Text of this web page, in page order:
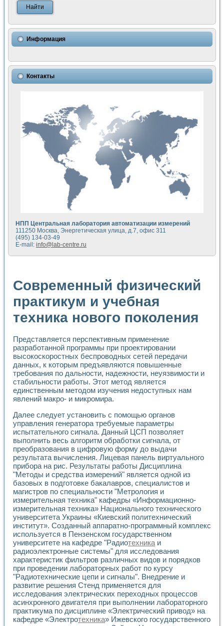
Использование NI LabVIEW для математического
Исследовние возможности создания измерителя ВАХ
Математическое моделирование генератора сигналов -
Применение осциллографического модуля с высоким
Симуляция отклика импульсного радиолокационного
Автоматизация формирования уравнений состояния для
Разработка автоматизированного стенда для измерения
Применение среды LabVIEW для построения картины
Портативная система для определения показателей
Использование LabVIEW для управления источником
Устройство для снятия вольт-амперных характеристик
Передовые научные технологии: нано-, фемто-,
Автоматизированная установка по измерению временных
Автоматизированный лабораторный комплекс на базе
Визуализация моделирования и оптимизации тепловой
Виртуальный прибор для исследования функциональных
Исследование возможности создания экономичного
Исследование кинетики движения макрочастиц в
Метод прогнозирования свойств дисперсных продуктов
Недорогая система управления сверхпроводящим
Применение технологий NI в курсе экспериментальной
Расчет переноса аэрозоля и выпадения осадка в
Применение NI VISION для геометрического анализа в
Система температурной стабилизации
Управление движением с помощью программно -
Определение параметров всплывающих газовых
Система управления асинхронным тиристорным
Применение средств NATIONAL INSTRUMENTS для
Разработка автоматизированного стенда для
Автоматизированный стенд рентгеновской диагностики
Высокочувствительные оптоэлектронные
Установка для измерения диэлектрических свойств
Исследование кинетики зарождения и развития
Лабораторный электрический импедансный томограф на
Метод траекторий в исследовании
Промышленная автоматизация
Автоматизация технологических процессов получения
Использование систем технического зрения для контроля
Исследование электромагнитных переходных процессов
Применение LabVIEW при разработке обучающих
Разработка виртуальных тренажеров путем
Система блокировок, сигнализации и защиты ускорителя
Система сбора данных и управления процессом
Управление температурой газовой среды специальной
Разработка программного обеспечения с
Использование технологий NATIONAL INSTRUMENTS
Оборудование для промышленной термотрансферной
Автоматизация реометрических исследований на базе
Применение измерителя иммитанса для исследова¬ния
Исследование электромагнитных переходных процессов
Стенд для исследования электрических переходных
Автоматизация контроля сварных швов на базе
Измерительный контроль с применением
Моделирование надежности и эффективности систем
Лабораторные практикумы и учебные стенды
Автоматизация лабораторного стенда по измерению
Информация
Контакты
НПП Центральная лаборатория автоматизации измерений
111250 Москва, Энергетическая улица, д.7, офис 311
(495) 134-03-49
E-mail: info@lab-centre.ru
Современный физический
практикум и учебная
техника нового поколения
Представляется перспективным применение
разработанной программы при проектировании
высокоскоростных беспроводных сетей передачи
данных, к которым предъявляются повышенные
требования по дальности, надежности, неуязвимости и
стабильности работы. Этот метод является
единственным методом изучения недоступных нам
явлений макро- и микромира.
Далее следует установить с помощью органов
управления генератора требуемые параметры
испытательного сигнала. Данный ЦСП позволяет
выполнить весь алгоритм обработки сигнала, от
преобразования в цифровую форму до выдачи
результата вычисления. Лицевая панель виртуального
прибора на рис. Результаты работы Дисциплина
"Методы и средства измерений" является одной из
базовых в подготовке бакалавров, специалистов и
магистров по специальности "Метрология и
измерительная техника" кафедры «Информационно-
измерительная техника» Национального технического
университета Украины «Киевский политехнический
институт». Созданный аппаратно-программный комплекс
используется в Пензенском государственном
университете на кафедре "Радиотехникаи
радиоэлектронные системы" для исследования
характеристик фильтров различных видов и порядков
при проведении лабораторных работ по курсу
"Радиотехнические цепи и сигналы". Внедрение и
развитие решения Стенд применяется для
исследования электрических переходных процессов
асинхронного двигателя при выполнении лабораторного
практикума по дисциплине «Электрический привод» на
кафедре «Электротехника» Ижевского государственного